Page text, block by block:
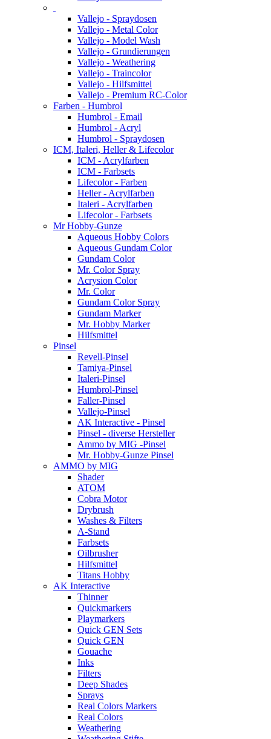
Vallejo - Spraydosen
Vallejo - Metal Color
Vallejo - Model Wash
Vallejo - Grundierungen
Vallejo - Weathering
Vallejo - Traincolor
Vallejo - Hilfsmittel
Vallejo - Premium RC-Color
Farben - Humbrol
Humbrol - Email
Humbrol - Acryl
Humbrol - Spraydosen
ICM, Italeri, Heller & Lifecolor
ICM - Acrylfarben
ICM - Farbsets
Lifecolor - Farben
Heller - Acrylfarben
Italeri - Acrylfarben
Lifecolor - Farbsets
Mr Hobby-Gunze
Aqueous Hobby Colors
Aqueous Gundam Color
Gundam Color
Mr. Color Spray
Acrysion Color
Mr. Color
Gundam Color Spray
Gundam Marker
Mr. Hobby Marker
Hilfsmittel
Pinsel
Revell-Pinsel
Tamiya-Pinsel
Italeri-Pinsel
Humbrol-Pinsel
Faller-Pinsel
Vallejo-Pinsel
AK Interactive - Pinsel
Pinsel - diverse Hersteller
Ammo by MIG -Pinsel
Mr. Hobby-Gunze Pinsel
AMMO by MIG
Shader
ATOM
Cobra Motor
Drybrush
Washes & Filters
A-Stand
Farbsets
Oilbrusher
Hilfsmittel
Titans Hobby
AK Interactive
Thinner
Quickmarkers
Playmarkers
Quick GEN Sets
Quick GEN
Gouache
Inks
Filters
Deep Shades
Sprays
Real Colors Markers
Real Colors
Weathering